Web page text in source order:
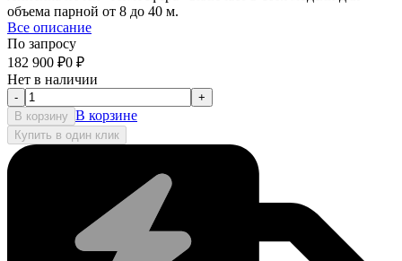
объема парной от 8 до 40 м.
Все описание
По запросу
182 900 ₽0 ₽
Нет в наличии
-
+
В корзину В корзине
Купить в один клик